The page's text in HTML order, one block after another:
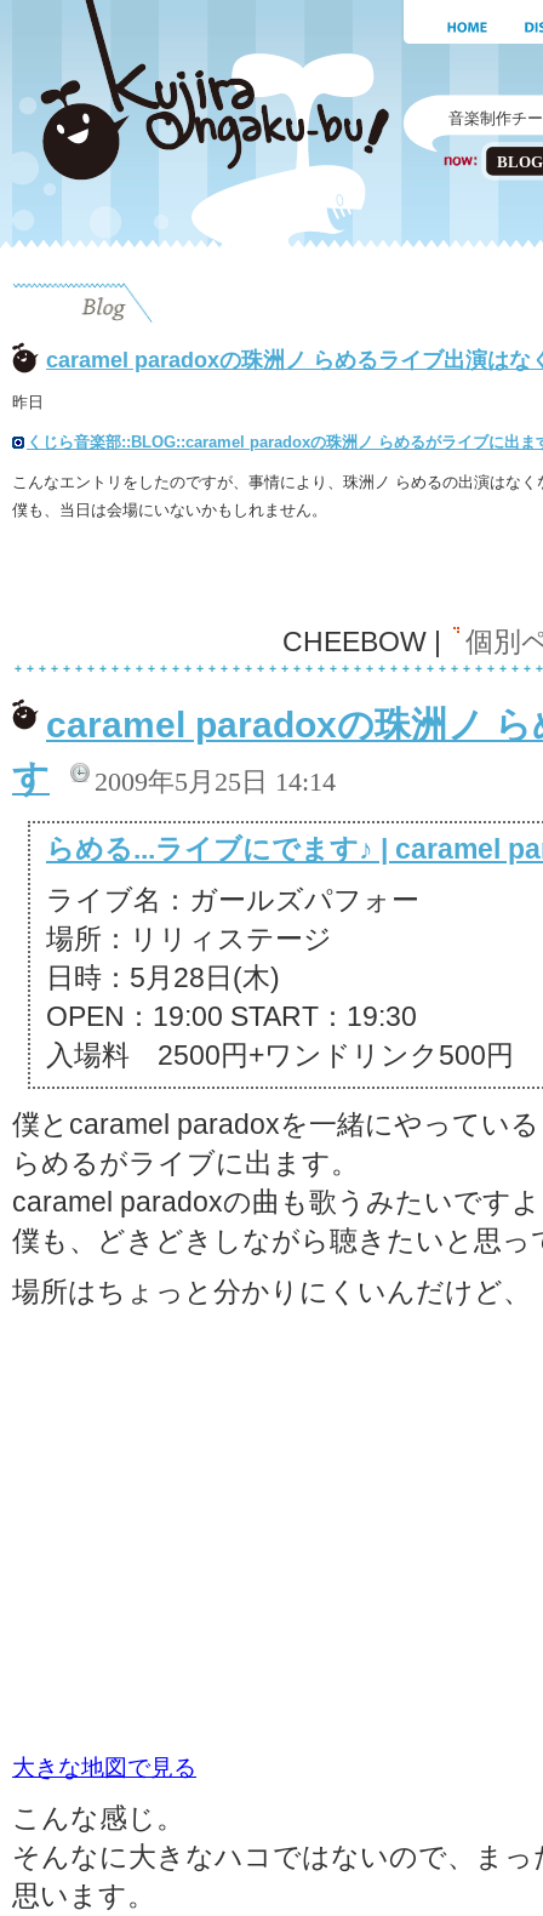
音楽制作チ
BLOG
caramel paradoxの珠洲ノ らめるライブ出演はな
昨日
くじら音楽部::BLOG::caramel paradoxの珠洲ノ らめるがライブに出ま
こんなエントリをしたのですが、事情により、珠洲ノ らめるの出演はな
僕も、当日は会場にいないかもしれません。
CHEEBOW | 個別
caramel paradoxの珠洲ノ
す
2009年5月25日 14:14
らめる...ライブにでます♪ | caramel
ライブ名：ガールズパフォー
場所：リリィステージ
日時：5月28日(木)
OPEN：19:00 START：19:30
入場料 2500円+ワンドリンク500円
僕とcaramel paradoxを一緒にやってい
らめるがライブに出ます。
caramel paradoxの曲も歌うみたいです
僕も、どきどきしながら聴きたいと思っ
場所はちょっと分かりにくいんだけど、
大きな地図で見る
こんな感じ。
そんなに大きなハコではないので、ま
思います。